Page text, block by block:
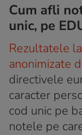
Cum afli
unic, pe
Rezultatele
anonimizate
directivele
caracter
cod unic pe
notele pe